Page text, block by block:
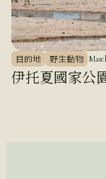
目的地 野生動物 ·
伊托夏國家公